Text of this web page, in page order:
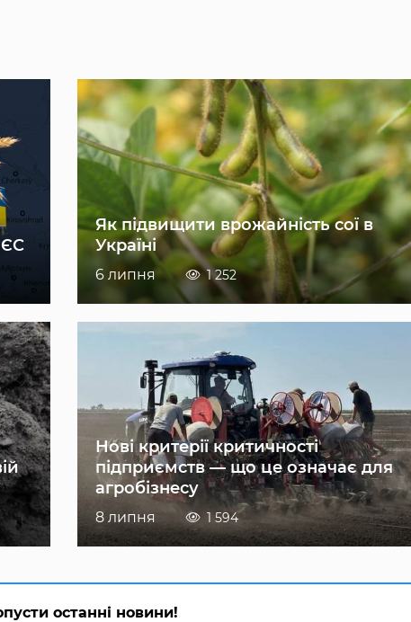
Як підвищити врожайність сої в
Україні
6 липня 1 252
Нові критерії критичності
підприємств — що це означає для
агробізнесу
8 липня 1 594
останні новини!